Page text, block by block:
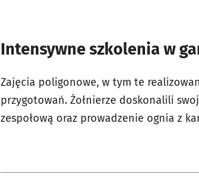
Intensywne szkolenia w
Zajęcia poligonowe, w tym te
przygotowań. Żołnierze doskonalili
zespołową oraz prowadzenie ognia z